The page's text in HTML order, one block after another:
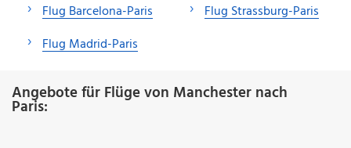
Flug Barcelona-Paris
Flug Madrid-Paris
Flug Strassburg-Paris
Angebote für Flüge von Manchester nach
Paris: